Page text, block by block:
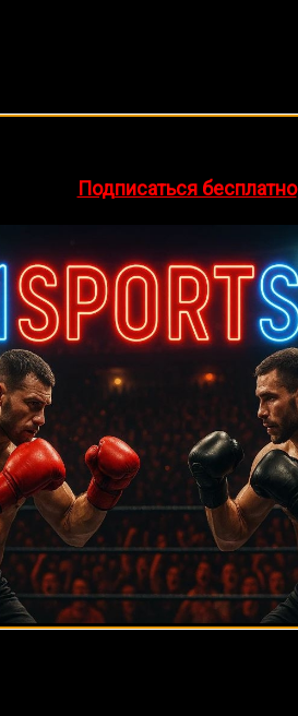
Подписаться бесплатно